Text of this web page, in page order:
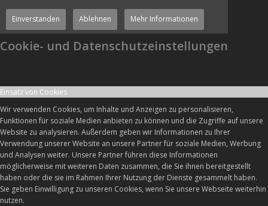
Einverstanden Ablehnen Mehr Informationen
Cookie- und Datenschutzeinstellungen
Einsatz von Cookies
Wir verwenden Cookies, um Inhalte und Anzeigen zu personalisieren,
Funktionen für soziale Medien anbieten zu können und die Zugriffe auf unsere
Website zu analysieren. Außerdem geben wir Informationen zu Ihrer
Verwendung unserer Website an unsere Partner für soziale Medien, Werbung
und Analysen weiter. Unsere Partner führen diese Informationen
möglicherweise mit weiteren Daten zusammen, die Sie ihnen bereitgestellt
haben oder die sie im Rahmen Ihrer Nutzung der Dienste gesammelt haben.
Sie geben Einwilligung zu unseren Cookies, wenn Sie unsere Webseite weiterhin
nutzen.